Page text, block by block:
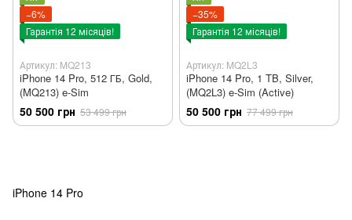
−6%
Гарантія 12 місяців!
Артикул: MQ213
iPhone 14 Pro, 512 ГБ, Gold,
(MQ213) e-Sim
50 500 грн 53 499 грн
−35%
Гарантія 12 місяців!
Артикул: MQ2L3
iPhone 14 Pro, 1 TB, Silver,
(MQ2L3) e-Sim (Active)
50 500 грн 77 499 грн
iPhone 14 Pro